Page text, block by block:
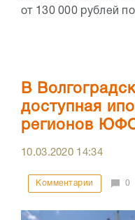
от 130 000 рублей
В
доступная
регионов
10.03.2020 14:34
Комментарии 0